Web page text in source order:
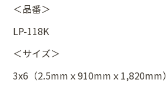
＜品番＞
LP-118K
＜サイズ＞
3x6（2.5mmｘ910mmｘ1,820mm）